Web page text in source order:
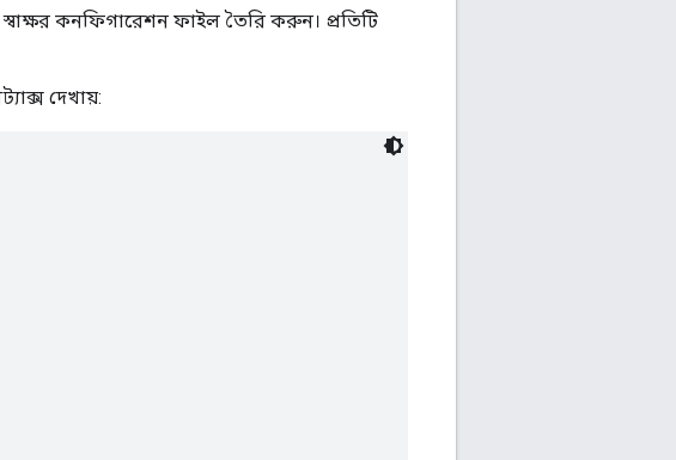
কনফিগারেশন ফাইল তৈরি করুন। প্রতিটি
দেখায়: